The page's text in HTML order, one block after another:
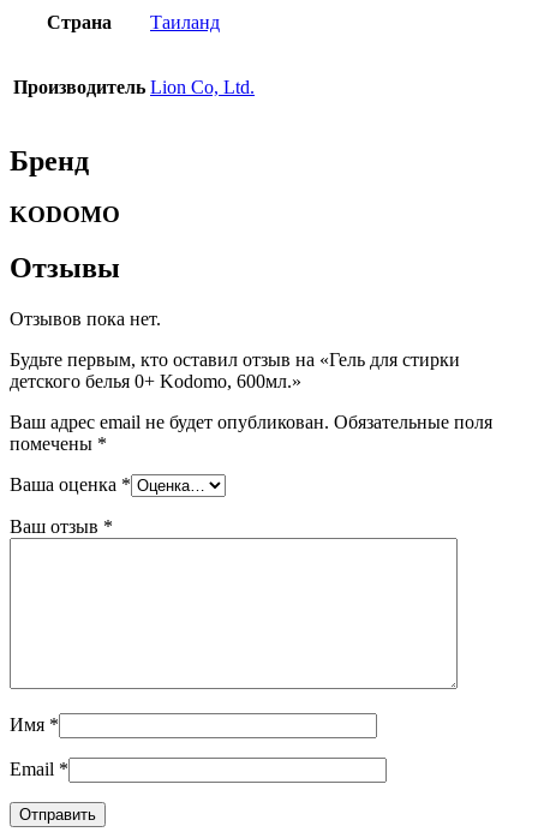
Страна Таиланд
Производитель Lion Co, Ltd.
Бренд
KODOMO
Отзывы
Отзывов пока нет.
Будьте первым, кто оставил отзыв на «Гель для стирки
детского белья 0+ Kodomo, 600мл.»
Ваш адрес email не будет опубликован. Обязательные поля
помечены *
Ваша оценка *
Ваш отзыв *
Имя *
Email *